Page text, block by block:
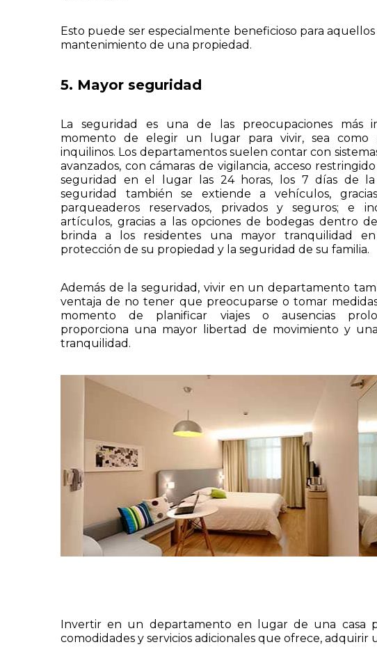
Esto puede ser especialmente beneficioso para
mantenimiento de una propiedad.
5. Mayor seguridad
La seguridad es una de las preocupaciones más
momento de elegir un lugar para vivir, sea como
inquilinos. Los departamentos suelen contar con
avanzados, con cámaras de vigilancia, acceso
seguridad en el lugar las 24 horas, los 7 días de la
seguridad también se extiende a vehículos,
parqueaderos reservados, privados y seguros; e
artículos, gracias a las opciones de bodegas dentro
brinda a los residentes una mayor tranquilidad
protección de su propiedad y la seguridad de su familia.
Además de la seguridad, vivir en un departamento
ventaja de no tener que preocuparse o tomar medidas
momento de planificar viajes o ausencias
proporciona una mayor libertad de movimiento y
tranquilidad.
Invertir en un departamento en lugar de una casa
comodidades y servicios adicionales que ofrece,